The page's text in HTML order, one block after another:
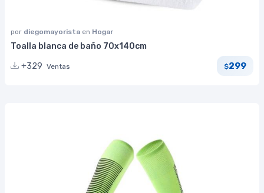
por diegomayorista en Hogar
Toalla blanca de baño 70x140cm
+329 Ventas $299